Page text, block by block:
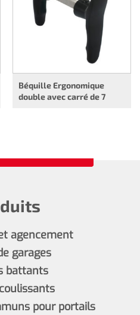
Béquille Ergonomique
double avec carré de 7
agencement
garages
battants
pour portails